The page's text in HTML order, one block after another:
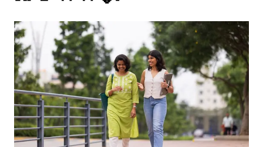
a
Press
the
escape
button
to
close
the
calendar.